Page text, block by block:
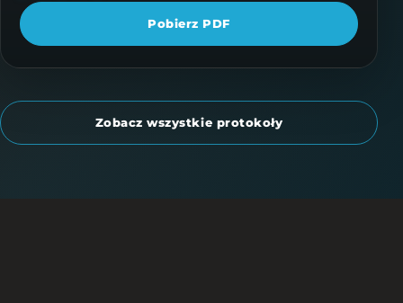
Pobierz PDF
Zobacz wszystkie protokoły